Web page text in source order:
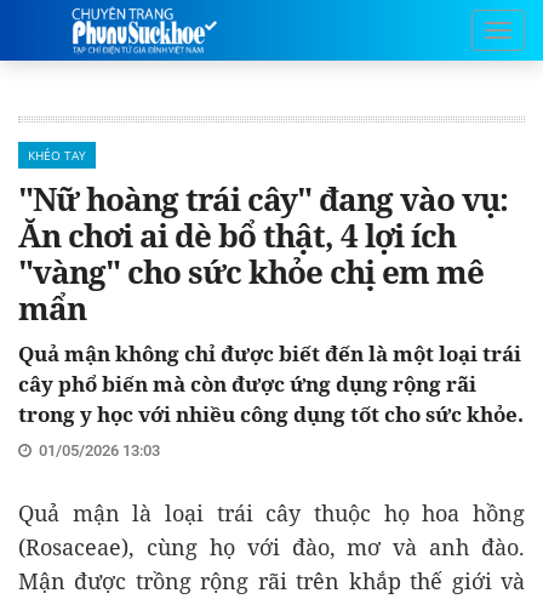
KHÉO TAY
"Nữ hoàng trái cây" đang vào vụ:
Ăn chơi ai dè bổ thật, 4 lợi ích
"vàng" cho sức khỏe chị em mê
mẩn
Quả mận không chỉ được biết đến là một loại trái
cây phổ biến mà còn được ứng dụng rộng rãi
trong y học với nhiều công dụng tốt cho sức khỏe.
01/05/2026 13:03
Quả mận là loại trái cây thuộc họ hoa hồng
(Rosaceae), cùng họ với đào, mơ và anh đào.
Mận được trồng rộng rãi trên khắp thế giới và